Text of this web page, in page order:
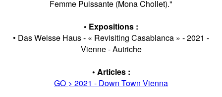
Femme Puissante (Mona Chollet)."
• Expositions :
• Das Weisse Haus - « Revisiting Casablanca » - 2021 -
Vienne - Autriche
• Articles :
GO > 2021 - Down Town Vienna